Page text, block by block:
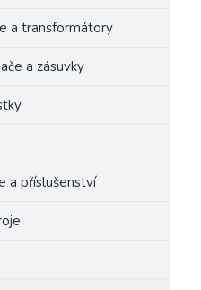
a transformátory
a zásuvky
a příslušenství